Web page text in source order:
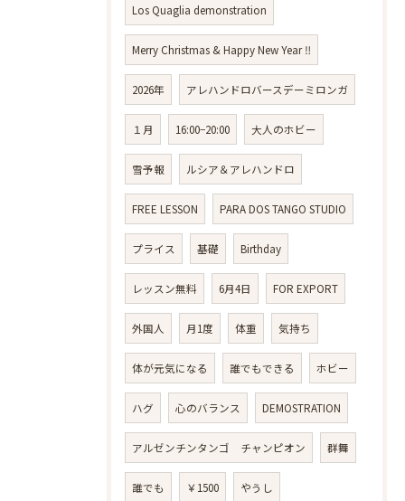
Los Quaglia demonstration
Merry Christmas & Happy New Year ‼️
2026年 アレハンドロバースデーミロンガ
１月 16:00−20:00 大人のホビー
雪予報 ルシア＆アレハンドロ
FREE LESSON PARA DOS TANGO STUDIO
プライス 基礎 Birthday
レッスン無料 6月4日 FOR EXPORT
外国人 月1度 体重 気持ち
体が元気になる 誰でもできる ホビー
ハグ 心のバランス DEMOSTRATION
アルゼンチンタンゴ チャンピオン 群舞
誰でも ￥1500 やうし